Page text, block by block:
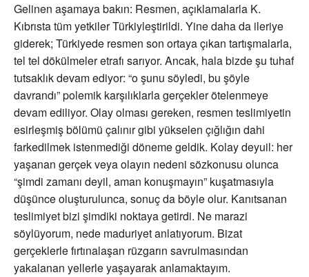
Gelinen aşamaya bakın: Resmen, açıklamalarla K.
Kıbrısta tüm yetkiler Türkiyleştirildi. Yine daha da ileriye
giderek; Türkiyede resmen son ortaya çıkan tartışmalarla,
tel tel dökülmeler etrafı sarıyor. Ancak, hala bizde şu tuhaf
tutsaklık devam ediyor: “o şunu söyledi, bu şöyle
davrandı” polemik karşılıklarla gerçekler ötelenmeye
devam ediliyor. Olay olması gereken, resmen teslimiyetin
esirleşmiş bölümü çalınır gibi yükselen çığlığın dahi
farkedilmek istenmediği döneme geldik. Kolay deyuil: her
yaşanan gerçek veya olayın nedeni sözkonusu olunca
“şimdi zamanı deyil, aman konuşmayın” kuşatmasıyla
düşünce oluşturulunca, sonuç da böyle olur. Kanıtsanan
teslimiyet bizi şimdiki noktaya getirdi. Ne marazi
söylüyorum, nede maduriyet anlatıyorum. Bizat
gerçeklerle fırtınalaşan rüzgarın savrulmasından
yakalanan yellerle yaşayarak anlamaktayım.